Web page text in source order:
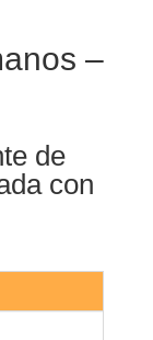
–
de
con